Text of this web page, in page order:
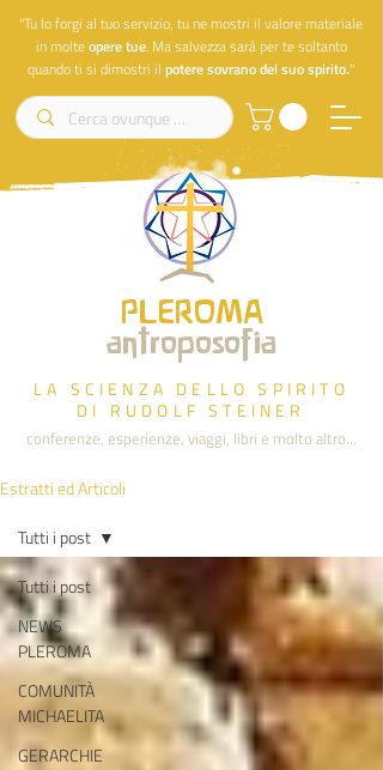
"Tu lo forgi al tuo servizio, tu ne mostri il valore materiale
in molteoperetue. Ma salvezza sarà per te soltanto
quando ti si dimostri il potere sovrano del suo spirito."
PLEROMA
antroposofia
LA SCIENZA DELLO SPIRITO
DI RUDOLF STEINER
conferenze, esperienze, viaggi, libri e molto altro...
Estratti ed Articoli
Tutti i post
NEWS
PLEROMA
COMUNITÀ
MICHAELITA
GERARCHIE
Tutti i post